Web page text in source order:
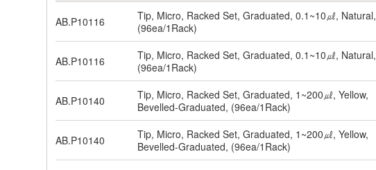
AB.P10116
Tip, Micro, Racked Set, Graduated, 0.1~10㎕, Natural,
(96ea/1Rack)
AB.P10116
Tip, Micro, Racked Set, Graduated, 0.1~10㎕, Natural,
(96ea/1Rack)
AB.P10140
Tip, Micro, Racked Set, Graduated, 1~200㎕, Yellow,
Bevelled-Graduated, (96ea/1Rack)
AB.P10140
Tip, Micro, Racked Set, Graduated, 1~200㎕, Yellow,
Bevelled-Graduated, (96ea/1Rack)